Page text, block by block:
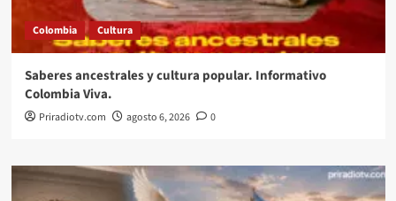
Colombia Cultura
Saberes ancestrales y cultura popular. Informativo
Colombia Viva.
Priradiotv.com agosto 6, 2026 0